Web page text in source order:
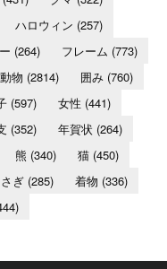
ハロウィン (257)
(264) フレーム (773)
動物 (2814) 囲み (760)
(597) 女性 (441)
(352) 年賀状 (264)
熊 (340) 猫(450)
ぎ (285) 着物 (336)